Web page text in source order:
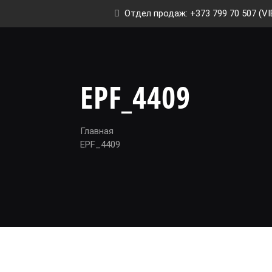
Отдел продаж: +373 799 70 507
EPF_4409
Главная
EPF_4409